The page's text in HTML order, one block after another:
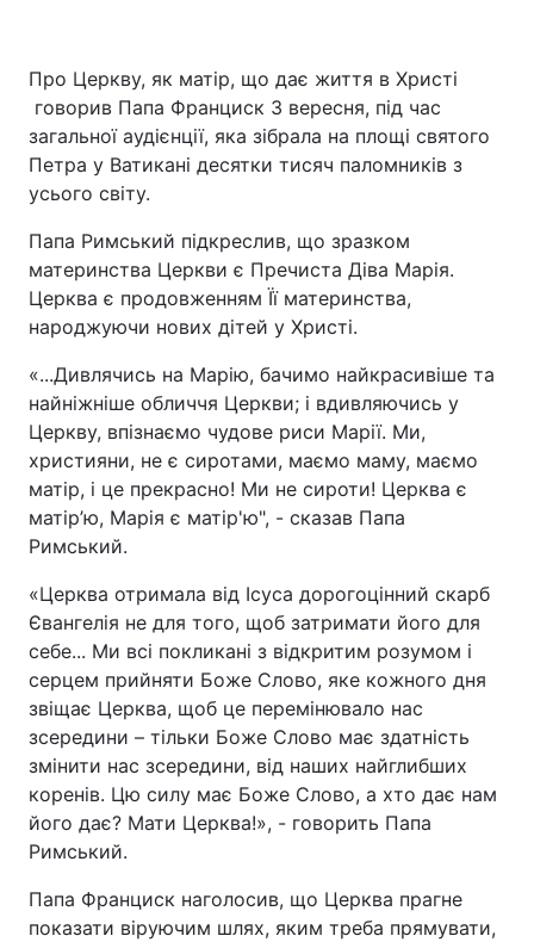
Про Церкву, як матір, що дає життя в Христі
говорив Папа Франциск 3 вересня, під час
загальної аудієнції, яка зібрала на площі святого
Петра у Ватикані десятки тисяч паломників з
усього світу.
Папа Римський підкреслив, що зразком
материнства Церкви є Пречиста Діва Марія.
Церква є продовженням Її материнства,
народжуючи нових дітей у Христі.
«...Дивлячись на Марію, бачимо найкрасивіше та
найніжніше обличчя Церкви; і вдивляючись у
Церкву, впізнаємо чудове риси Марії. Ми,
християни, не є сиротами, маємо маму, маємо
матір, і це прекрасно! Ми не сироти! Церква є
матір’ю, Марія є матір'ю", - сказав Папа
Римський.
«Церква отримала від Ісуса дорогоцінний скарб
Євангелія не для того, щоб затримати його для
себе... Ми всі покликані з відкритим розумом і
серцем прийняти Боже Слово, яке кожного дня
звіщає Церква, щоб це перемінювало нас
зсередини – тільки Боже Слово має здатність
змінити нас зсередини, від наших найглибших
коренів. Цю силу має Боже Слово, а хто дає нам
його дає? Мати Церква!», - говорить Папа
Римський.
Папа Франциск наголосив, що Церква прагне
показати віруючим шлях, яким треба прямувати,